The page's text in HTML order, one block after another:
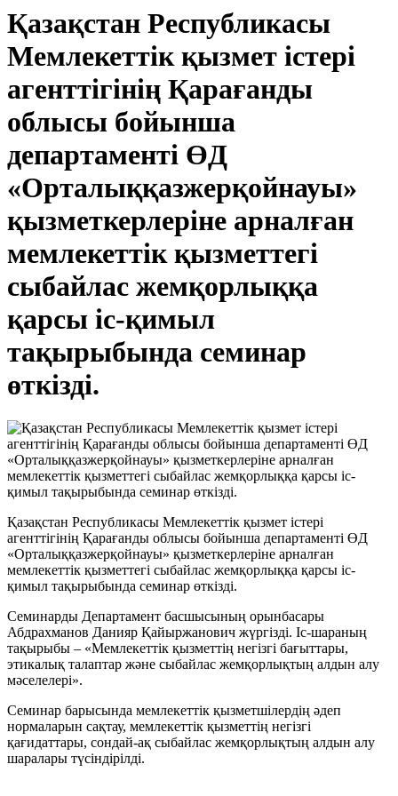
Қазақстан Республикасы
Мемлекеттік қызмет істері
агенттігінің Қарағанды
облысы бойынша
департаменті ӨД
«Орталыққазжерқойнауы»
қызметкерлеріне арналған
мемлекеттік қызметтегі
сыбайлас жемқорлыққа
қарсы іс-қимыл
тақырыбында семинар
өткізді.
Қазақстан Республикасы Мемлекеттік қызмет істері
агенттігінің Қарағанды облысы бойынша департаменті ӨД
«Орталыққазжерқойнауы» қызметкерлеріне арналған
мемлекеттік қызметтегі сыбайлас жемқорлыққа қарсы іс-
қимыл тақырыбында семинар өткізді.
Семинарды Департамент басшысының орынбасары
Абдрахманов Данияр Қайыржанович жүргізді. Іс-шараның
тақырыбы – «Мемлекеттік қызметтің негізгі бағыттары,
этикалық талаптар және сыбайлас жемқорлықтың алдын алу
мәселелері».
Семинар барысында мемлекеттік қызметшілердің әдеп
нормаларын сақтау, мемлекеттік қызметтің негізгі
қағидаттары, сондай-ақ сыбайлас жемқорлықтың алдын алу
шаралары түсіндірілді.